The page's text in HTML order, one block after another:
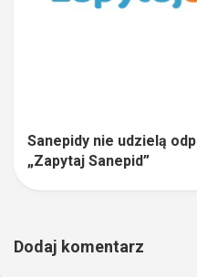
Sanepidy nie udzielą
„Zapytaj Sanepid”
Dodaj komentarz